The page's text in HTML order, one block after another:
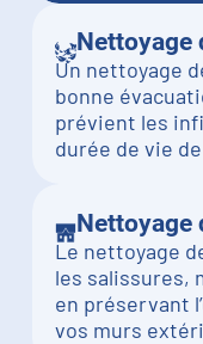
Nettoyage
Un nettoyage
bonne
prévient les
durée de vie
Nettoyage
Le nettoyage
les salissures,
en préservant
vos murs